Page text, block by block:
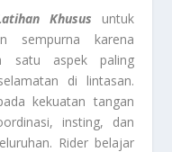
Khusus untuk
sempurna karena
satu aspek paling
di lintasan.
kekuatan tangan
insting, dan
Rider belajar